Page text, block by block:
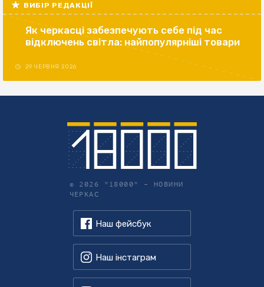
ВИБІР РЕДАКЦІЇ
Як черкасці забезпечують себе під час
відключень світла: найпопулярніші товари
29 ЧЕРВНЯ 2026
© 2026 "18000" – НОВИНИ
ЧЕРКАС
Наш фейсбук
Наш інстаграм